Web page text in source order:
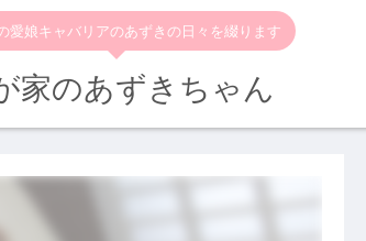
愛娘キャバリアのあずきの日々を綴ります
家のあずきちゃん